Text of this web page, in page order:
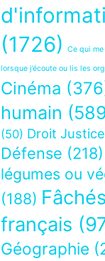
(1726)
Ce qui
lorsque j’écoute ou lis les
Cinéma
humain
(50) Droit Justice
Défense (218)
légumes ou
(188)
français
Géographie